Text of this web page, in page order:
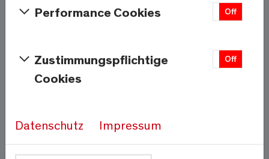
23°C
Performance Cookies Off
Zustimmungspflichtige
Cookies
Off
Datenschutz Impressum